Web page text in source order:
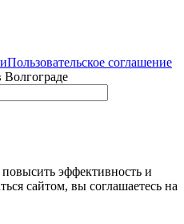
Пользовательское соглашение
эффективность и
сайтом, вы соглашаетесь на